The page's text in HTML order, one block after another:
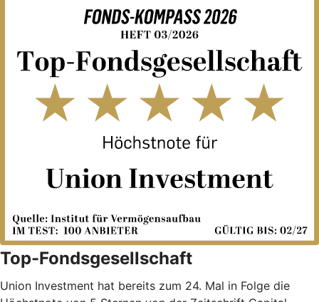
Top-Fondsgesellschaft
Union Investment hat bereits zum 24. Mal in Folge die